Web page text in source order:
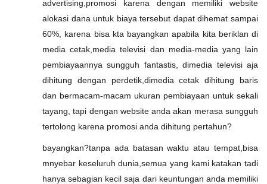
advertising,promosi karena dengan memiliki website
alokasi dana untuk biaya tersebut dapat dihemat sampai
60%, karena bisa kta bayangkan apabila kita beriklan di
media cetak,media televisi dan media-media yang lain
pembiayaannya sungguh fantastis, dimedia televisi aja
dihitung dengan perdetik,dimedia cetak dihitung baris
dan bermacam-macam ukuran pembiayaan untuk sekali
tayang, tapi dengan website anda akan merasa sungguh
tertolong karena promosi anda dihitung pertahun?
bayangkan?tanpa ada batasan waktu atau tempat,bisa
mnyebar keseluruh dunia,semua yang kami katakan tadi
hanya sebagian kecil saja dari keuntungan anda memiliki